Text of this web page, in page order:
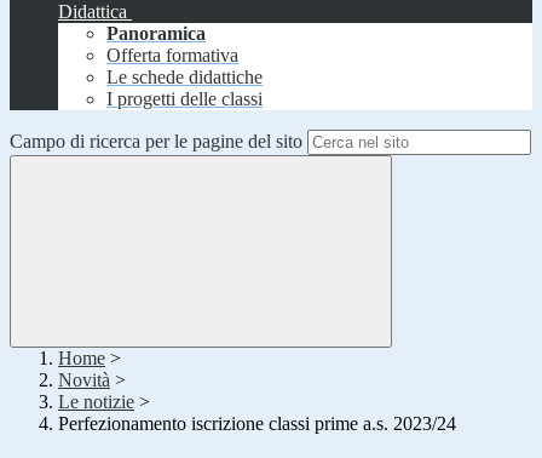
Didattica
Panoramica
Offerta formativa
Le schede didattiche
I progetti delle classi
Campo di ricerca per le pagine del sito
Home >
Novità >
Le notizie >
Perfezionamento iscrizione classi prime a.s. 2023/24